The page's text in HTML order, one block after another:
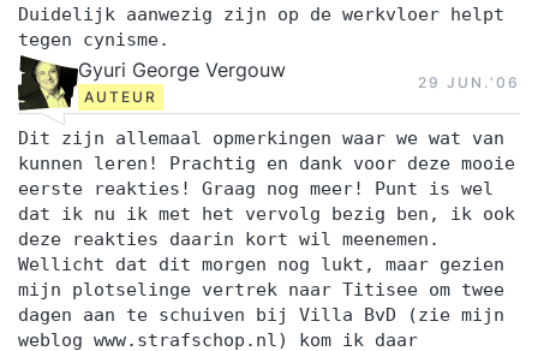
Duidelijk aanwezig zijn op de werkvloer helpt
tegen cynisme.
Gyuri George Vergouw
AUTEUR
29 JUN.‘06
Dit zijn allemaal opmerkingen waar we wat van
kunnen leren! Prachtig en dank voor deze mooie
eerste reakties! Graag nog meer! Punt is wel
dat ik nu ik met het vervolg bezig ben, ik ook
deze reakties daarin kort wil meenemen.
Wellicht dat dit morgen nog lukt, maar gezien
mijn plotselinge vertrek naar Titisee om twee
dagen aan te schuiven bij Villa BvD (zie mijn
weblog www.strafschop.nl) kom ik daar